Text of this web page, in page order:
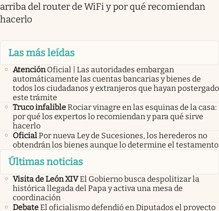
arriba del router de WiFi y por qué recomiendan
hacerlo
Las más leídas
Atención Oficial | Las autoridades embargan
automáticamente las cuentas bancarias y bienes de
todos los ciudadanos y extranjeros que hayan postergado
este trámite
Truco infalibleRociar vinagre en las esquinas de la casa:
por qué los expertos lo recomiendan y para qué sirve
hacerlo
OficialPor nueva Ley de Sucesiones, los herederos no
obtendrán los bienes aunque lo determine el testamento
Últimas noticias
Visita de León XIVEl Gobierno busca despolitizar la
histórica llegada del Papa y activa una mesa de
coordinación
DebateEl oficialismo defendió en Diputados el proyecto